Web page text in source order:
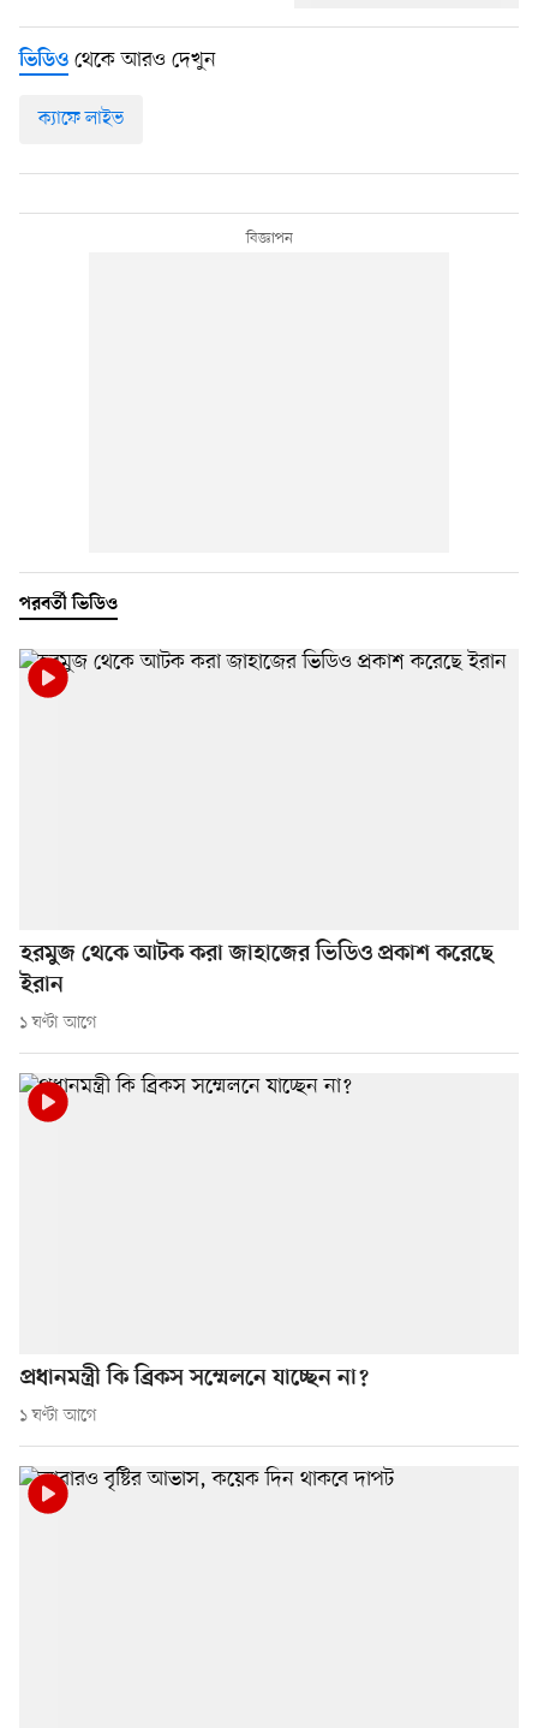
ভিডিও থেকে আরও দেখুন
ক্যাফে লাইভ
পরবর্তী ভিডিও
হরমুজ থেকে আটক করা জাহাজের ভিডিও প্রকাশ করেছে
ইরান
১ ঘণ্টা আগে
প্রধানমন্ত্রী কি ব্রিকস সম্মেলনে যাচ্ছেন না?
১ ঘণ্টা আগে